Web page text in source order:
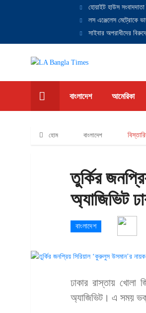
হোয়াইট হাউস
লস এঞ্জেলেস মেট্রোকে
সাইবার অপরাধীদের
বাংলাদেশ আমেরিকা
হোম বাংলাদেশ
তুর্কির
অ্যাজিভিট
বাংলাদেশ
ঢাকার রাস্তায় খোলা
অ্যাজিভিট। এ সময় ভক্ত